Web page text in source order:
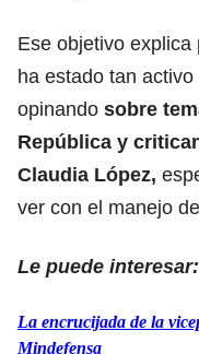
Ese objetivo
ha estado tan
opinando sobre
República y
Claudia López,
ver con el manejo
Le puede interesar:
La encrucijada de la
Mindefensa